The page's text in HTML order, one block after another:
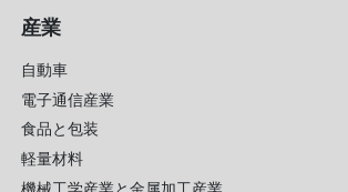
産業
自動車
電子通信産業
食品と包装
軽量材料